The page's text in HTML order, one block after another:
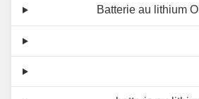
Batterie au lithium